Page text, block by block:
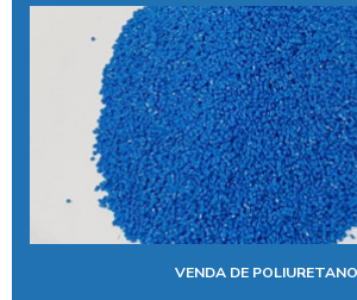
POLIURETANO TERMOPLÁSTICO TPU
POLIURETANO PARA TUBOS
PU NATURAL
TPU PARA CALÇADOS
TPU PARA INJEÇÃO
VALOR POLIURETANO TERMOPLÁSTICO
VENDA DE POLIURETANO